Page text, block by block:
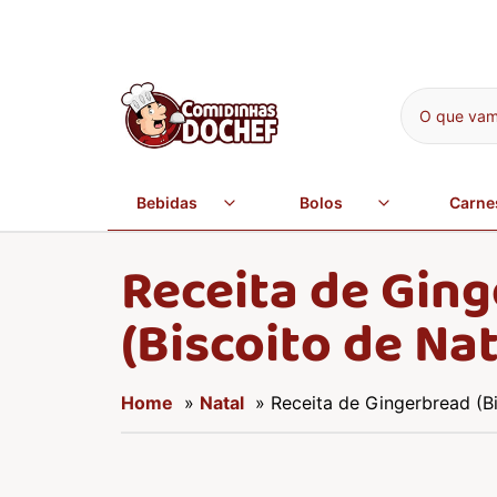
O que
Bebidas Bolos
Receita de
(Biscoito de
Home » Natal » Receita de Gingerbread